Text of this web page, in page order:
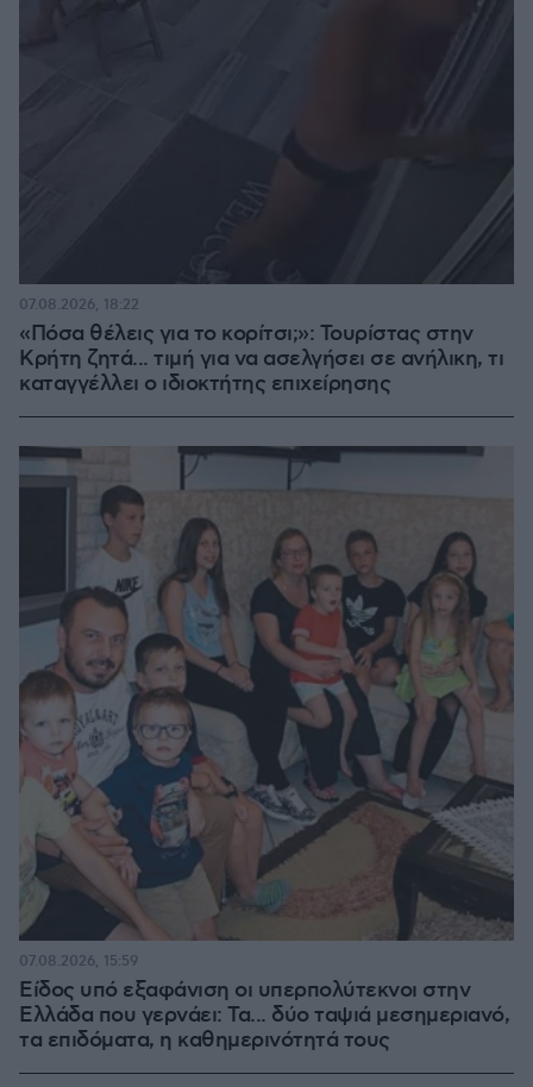
«Πόσα θέλεις για το κορίτσι;»: Τουρίστας στην
Κρήτη ζητά... τιμή για να ασελγήσει σε ανήλικη, τι
καταγγέλλει ο ιδιοκτήτης επιχείρησης
07.08.2026, 18:22
Είδος υπό εξαφάνιση οι υπερπολύτεκνοι στην
Ελλάδα που γερνάει: Τα... δύο ταψιά μεσημεριανό,
τα επιδόματα, η καθημερινότητά τους
07.08.2026, 15:59